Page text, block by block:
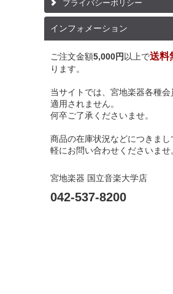
プライバシーポリシー
インフォメーション
ご注文金額5,000円 以上で送料
ります。
当サイトでは、宮地楽器各種会
適用されません。
何卒ご了承くださいませ。
商品の在庫状況などにつきまし
軽にお問い合わせくださいませ
宮地楽器 国立音楽大学店
042-537-8200